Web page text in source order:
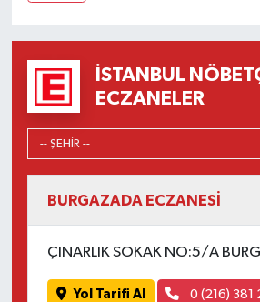
İSTANBUL
ECZANELER
BURGAZADA ECZANESİ
ÇINARLIK SOKAK NO:5/A
Yol Tarifi Al 0 (216) 381